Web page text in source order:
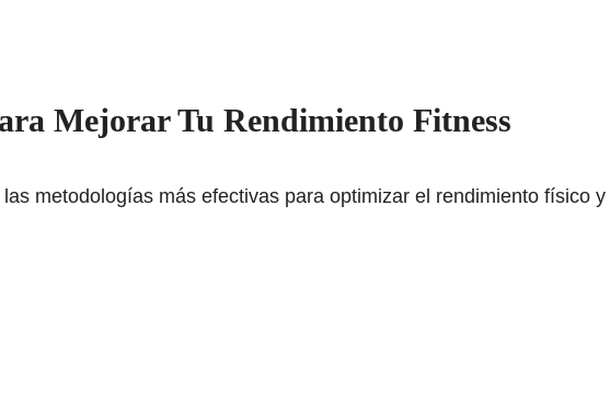
Mejorar Tu Rendimiento Fitness
metodologías más efectivas para optimizar el rendimiento físico